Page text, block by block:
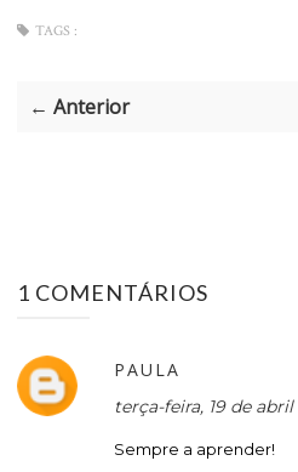
TAGS :
← Anterior
1 COMENTÁRIOS
PAULA
terça-feira, 19 de abril
Sempre a aprender!